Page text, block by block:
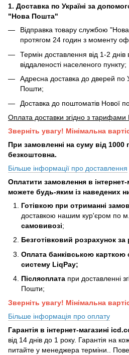
1. Доставка по Україні за
"Нова Пошта"
Відправка товару службою
протягом 24 годин з моменту
Термін доставлення від 1-2 днів
віддаленості населеного пункту;
Адресна доставка до дверей по
Пошти;
Доставка до поштоматів Нової
Оплата доставки згідно з
Зверніть увагу! Мінімальна
При замовленні на суму від 1000
безкоштовна.
Більше інформації про доставлення
Оплатити замовлення в
можете будь-яким із наведених
Готівкою при отриманні
доставкою нашим кур'єром по
самовивозі;
Безготівковий розрахунок за
Оплата банківською карткою
систему LiqPay;
Післяоплата при доставленні
Пошти;
Зверніть увагу! Мінімальна
Більше інформація про оплату
Гарантія в інтернет-магазині
від 14 днів до 1 року. Гарантія на
питайте у менеджера терміни..